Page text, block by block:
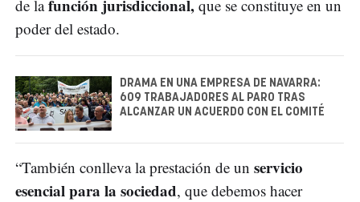
de lafunción jurisdiccional, que se constituye en un
poder del estado.
DRAMA EN UNA EMPRESA DE NAVARRA:
609 TRABAJADORES AL PARO TRAS
ALCANZAR UN ACUERDO CON EL COMITÉ
“También conlleva la prestación de un servicio
esencial para la sociedad, que debemos hacer